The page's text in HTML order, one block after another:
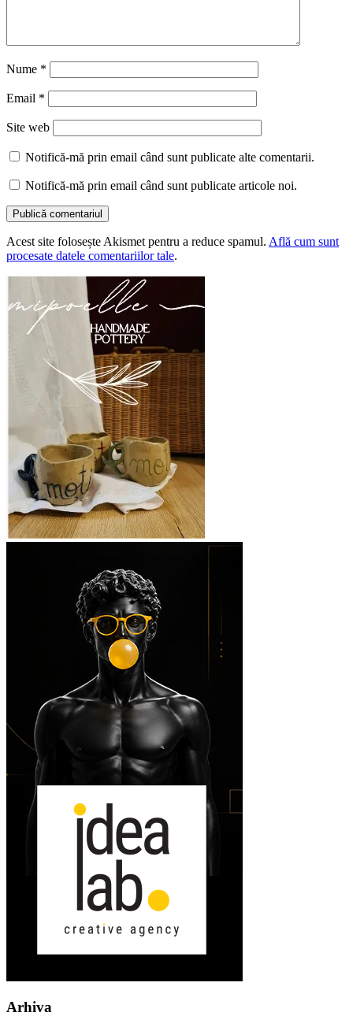
Nume *
Email *
Site web
Notifică-mă prin email când sunt publicate alte comentarii.
Notifică-mă prin email când sunt publicate articole noi.
Acest site folosește Akismet pentru a reduce spamul. Află cum sunt
procesate datele comentariilor tale.
Arhiva